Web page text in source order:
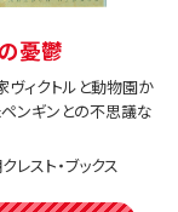
憂鬱
ヴィクトルと動物園か
ンギンとの不思議な
レスト・ブックス